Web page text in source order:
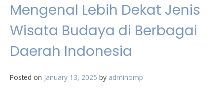
Mengenal Lebih Dekat Jenis
Wisata Budaya di Berbagai
Daerah Indonesia
Posted on January 13, 2025 by adminomp